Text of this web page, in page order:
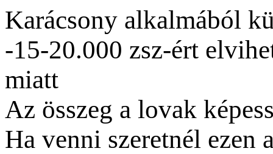
Karácsony alkalmából
-15-20.000 zsz-ért
miatt
Az összeg a lovak
Ha venni szeretnél ezen